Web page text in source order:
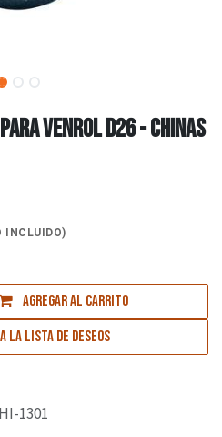
VENROL D26 - CHINAS
INCLUIDO)
Agregar al carrito
la lista de deseos
1301